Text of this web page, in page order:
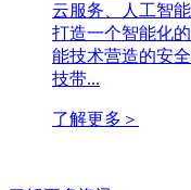
云服务、人工智
打造一个智能化
能技术营造的安
技带...
了解更多 ＞